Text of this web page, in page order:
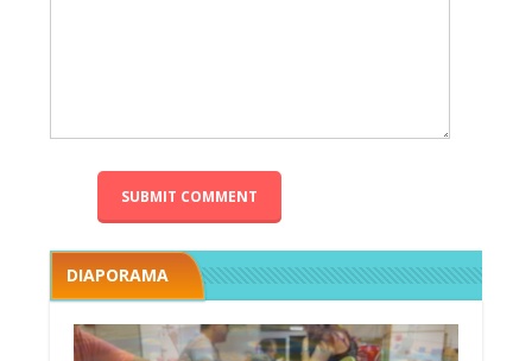
DIAPORAMA